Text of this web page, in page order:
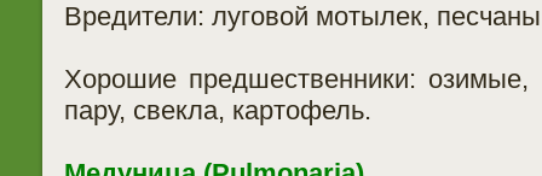
Вредители: луговой мотылек,
Хорошие предшественники:
пару, свекла, картофель.